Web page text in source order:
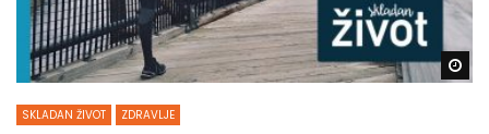
SKLADAN ŽIVOT ZDRAVLJE